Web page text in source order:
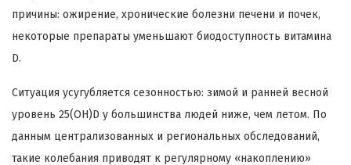
причины: ожирение, хронические болезни печени и почек,
некоторые препараты уменьшают биодоступность витамина
D.
Ситуация усугубляется сезонностью: зимой и ранней весной
уровень 25(OH)D у большинства людей ниже, чем летом. По
данным централизованных и региональных обследований,
такие колебания приводят к регулярному «накоплению»